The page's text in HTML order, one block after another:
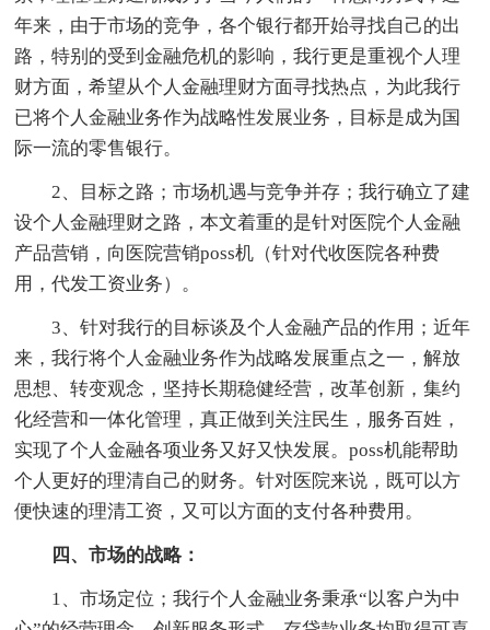
年来，由于市场的竞争，各个银行都开始寻找自己的出
路，特别的受到金融危机的影响，我行更是重视个人理
财方面，希望从个人金融理财方面寻找热点，为此我行
已将个人金融业务作为战略性发展业务，目标是成为国
际一流的零售银行。
2、目标之路；市场机遇与竞争并存；我行确立了建
设个人金融理财之路，本文着重的是针对医院个人金融
产品营销，向医院营销poss机（针对代收医院各种费
用，代发工资业务）。
3、针对我行的目标谈及个人金融产品的作用；近年
来，我行将个人金融业务作为战略发展重点之一，解放
思想、转变观念，坚持长期稳健经营，改革创新，集约
化经营和一体化管理，真正做到关注民生，服务百姓，
实现了个人金融各项业务又好又快发展。poss机能帮助
个人更好的理清自己的财务。针对医院来说，既可以方
便快速的理清工资，又可以方面的支付各种费用。
四、市场的战略：
1、市场定位；我行个人金融业务秉承“以客户为中